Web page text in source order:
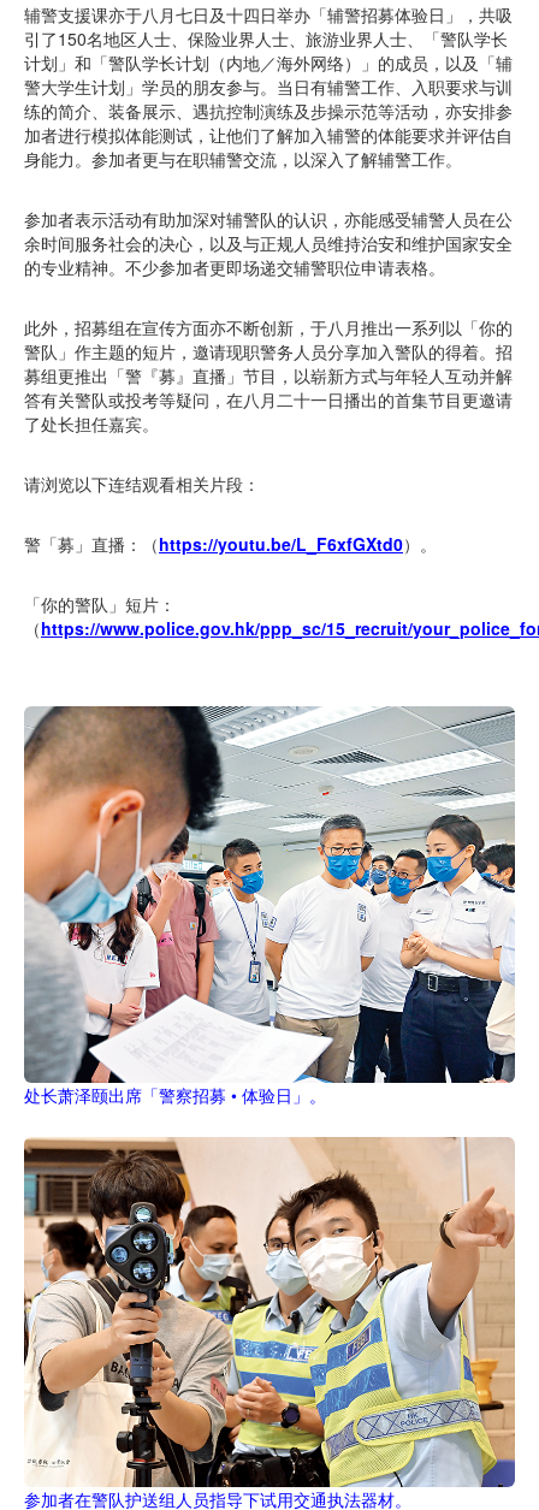
辅警支援课亦于八月七日及十四日举办「辅警招募体验日」，共吸
引了150名地区人士、保险业界人士、旅游业界人士、「警队学长
计划」和「警队学长计划（内地／海外网络）」的成员，以及「辅
警大学生计划」学员的朋友参与。当日有辅警工作、入职要求与训
练的简介、装备展示、遇抗控制演练及步操示范等活动，亦安排参
加者进行模拟体能测试，让他们了解加入辅警的体能要求并评估自
身能力。参加者更与在职辅警交流，以深入了解辅警工作。
参加者表示活动有助加深对辅警队的认识，亦能感受辅警人员在公
余时间服务社会的决心，以及与正规人员维持治安和维护国家安全
的专业精神。不少参加者更即场递交辅警职位申请表格。
此外，招募组在宣传方面亦不断创新，于八月推出一系列以「你的
警队」作主题的短片，邀请现职警务人员分享加入警队的得着。招
募组更推出「警『募』直播」节目，以崭新方式与年轻人互动并解
答有关警队或投考等疑问，在八月二十一日播出的首集节目更邀请
了处长担任嘉宾。
请浏览以下连结观看相关片段：
警「募」直播：（https://youtu.be/L_F6xfGXtd0）。
「你的警队」短片：
（https://www.police.gov.hk/ppp_sc/15_recruit/
处长萧泽颐出席「警察招募 • 体验日」。
参加者在警队护送组人员指导下试用交通执法器材。